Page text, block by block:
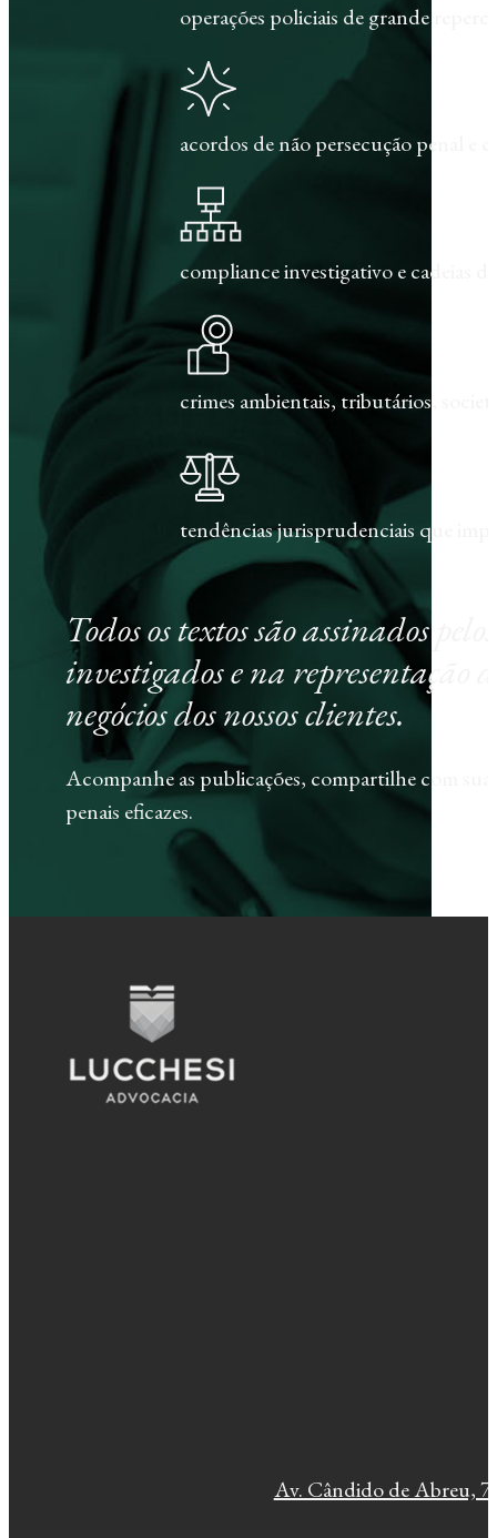
operações policiais de grande
acordos de não persecução penal e
compliance investigativo e cadeias
crimes ambientais, tributários,
tendências jurisprudenciais que
Todos os textos são assinados
investigados e na representação
negócios dos nossos clientes.
Acompanhe as publicações, compartilhe com
penais eficazes.
Av. Cândido de Abreu,